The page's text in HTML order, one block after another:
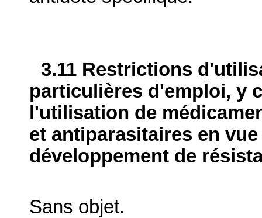
3.11 Restrictions
particulières d'emploi, y
l'utilisation de
et antiparasitaires en
développement de
Sans objet.